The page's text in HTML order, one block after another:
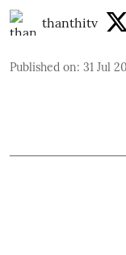
thanthitv
Published on: 31 Jul